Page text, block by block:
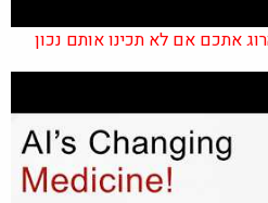
אתכם אם לא תכינו אותם נכון